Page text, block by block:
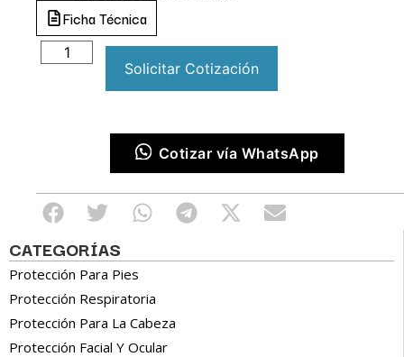
CATEGORÍAS
Protección Para Pies
Protección Respiratoria
Protección Para La Cabeza
Protección Facial Y Ocular
Ficha Técnica
Solicitar Cotización
Cotizar vía WhatsApp